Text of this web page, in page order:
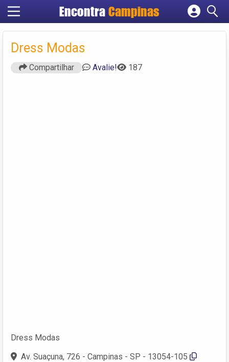
Encontra Campinas
Cadastrar empresa
Dress Modas
Compartilhar Avalie! 187
Dress Modas
Av. Suaçuna, 726 - Campinas - SP - 13054-105